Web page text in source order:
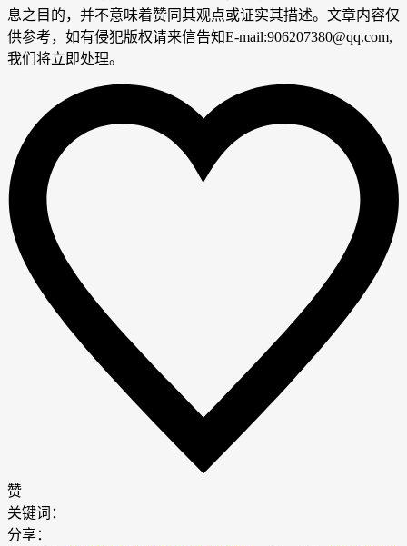
息之目的，并不意味着赞同其观点或证实其描述。文章内容仅
供参考，如有侵犯版权请来信告知E-mail:906207380@qq.com,
我们将立即处理。
赞
关键词：
分享：